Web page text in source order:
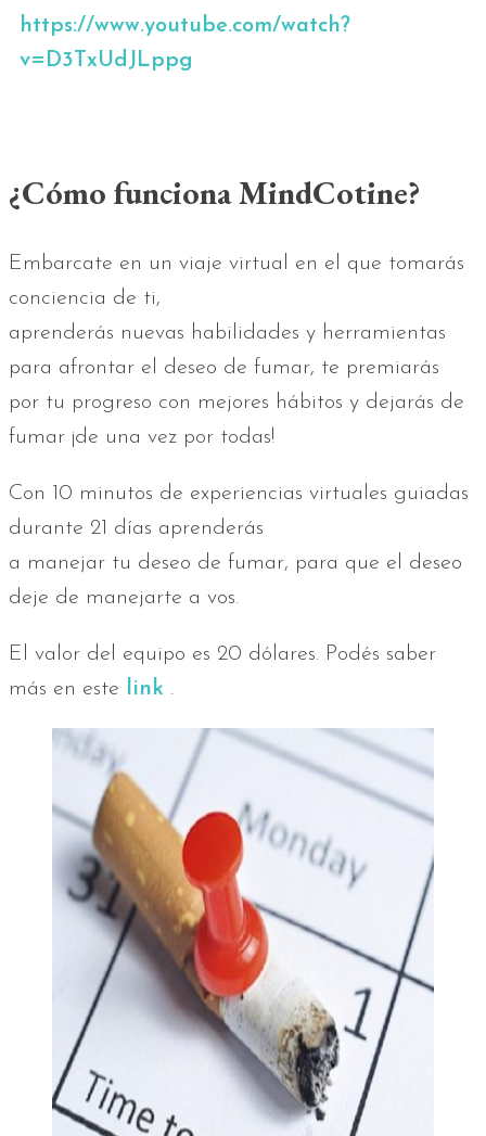
https://www.youtube.com/watch?
v=D3TxUdJLppg
¿Cómo funciona MindCotine?
Embarcate en un viaje virtual en el que tomarás
conciencia de ti,
aprenderás nuevas habilidades y herramientas
para afrontar el deseo de fumar, te premiarás
por tu progreso con mejores hábitos y dejarás de
fumar ¡de una vez por todas!
Con 10 minutos de experiencias virtuales guiadas
durante 21 días aprenderás
a manejar tu deseo de fumar, para que el deseo
deje de manejarte a vos.
El valor del equipo es 20 dólares. Podés saber
más en este
link .